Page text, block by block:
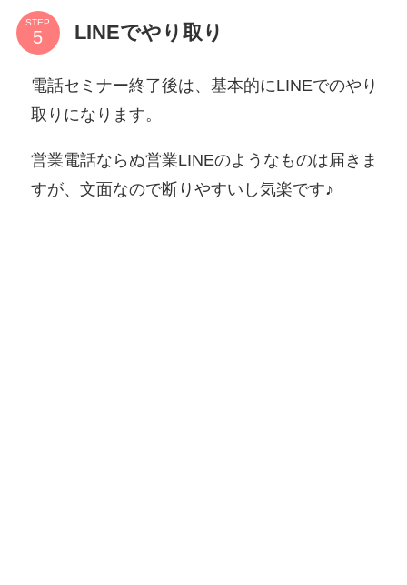
STEP LINEでやり取り
電話セミナー終了後は、基本的にLINEでのやり
取りになります。
営業電話ならぬ営業LINEのようなものは届きま
すが、文面なので断りやすいし気楽です♪